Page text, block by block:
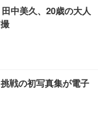
中美久、20歳の大人
戦の初写真集が電子